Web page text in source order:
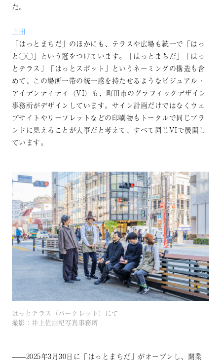
た。
上田
「はっとまちだ」のほかにも、テラスや広場も統一で「はっ
と◯◯」という冠をつけています。「はっとまちだ」「はっ
とテラス」「はっとスポット」というネーミングの構造も含
めて、この場所一帯の統一感を持たせるようなビジュアル・
アイデンティティ（VI）も、町田市のグラフィックデザイン
事務所がデザインしています。サイン計画だけではなくウェ
ブサイトやリーフレットなどの印刷物もトータルで同じブラ
ンドに見えることが大事だと考えて、すべて同じVIで展開し
ています。
はっとテラス（パークレット）にて
撮影：井上佐由紀写真事務所
——2025年3月30日に「はっとまちだ」がオープンし、開業